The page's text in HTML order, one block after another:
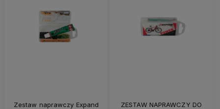
Zestaw naprawczy Expand
ZESTAW NAPRAWCZY DO